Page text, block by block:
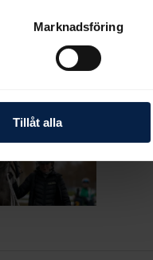
Marknadsföring
Tillåt alla